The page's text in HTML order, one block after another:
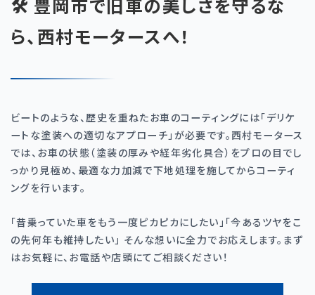
ら、西村モータースへ！
ビートのような、歴史を重ねたお車のコーティングには「デリケ
ートな塗装への適切なアプローチ」が必要です。西村モータース
では、お車の状態（塗装の厚みや経年劣化具合）をプロの目でし
っかり見極め、最適な力加減で下地処理を施してからコーティ
ングを行います。
「昔乗っていた車をもう一度ピカピカにしたい」「今あるツヤをこ
の先何年も維持したい」 そんな想いに全力でお応えします。まず
はお気軽に、お電話や店頭にてご相談ください！